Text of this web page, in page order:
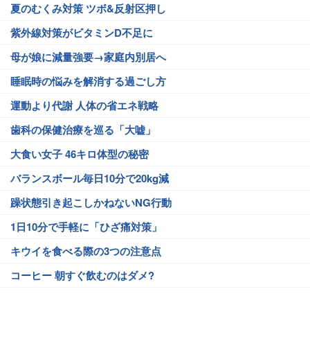
夏のむくみ対策 ツボ&反射区押し
紫外線対策がビタミンD不足に
母が娘に減量強要→家庭内別居へ
睡眠時の悩みを解消する過ごし方
運動より代謝 人体の省エネ戦略
歯科の保健治療を巡る「大嘘」
大食い女子 46キロ体型の秘密
バランスボール毎日10分で20kg減
躁状態引き起こしかねないNG行動
1日10分で手軽に「ひざ痛対策」
キウイを食べる際の3つの注意点
コーヒー 朝すぐ飲むのはダメ?